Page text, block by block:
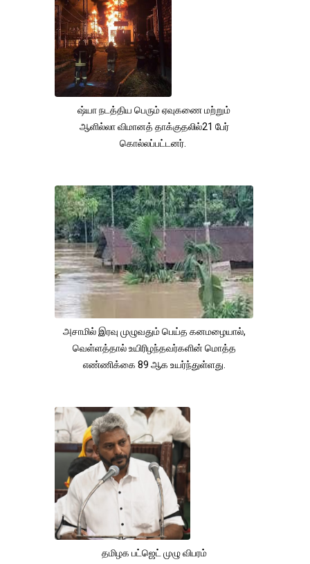
ஷ்யா நடத்திய பெரும் ஏவுகணை மற்றும்
ஆளில்லா விமானத் தாக்குதலில்21 பேர்
கொல்லப்பட்டனர்.
அசாமில் இரவு முழுவதும் பெய்த கனமழையால்,
வெள்ளத்தால் உயிரிழந்தவர்களின் மொத்த
எண்ணிக்கை 89 ஆக உயர்ந்துள்ளது.
தமிழக பட்ஜெட் முழு விபரம்